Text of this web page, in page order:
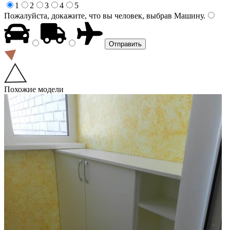
1
2 3 4
5
Пожалуйста, докажите, что вы человек, выбрав Машину.
Похожие модели